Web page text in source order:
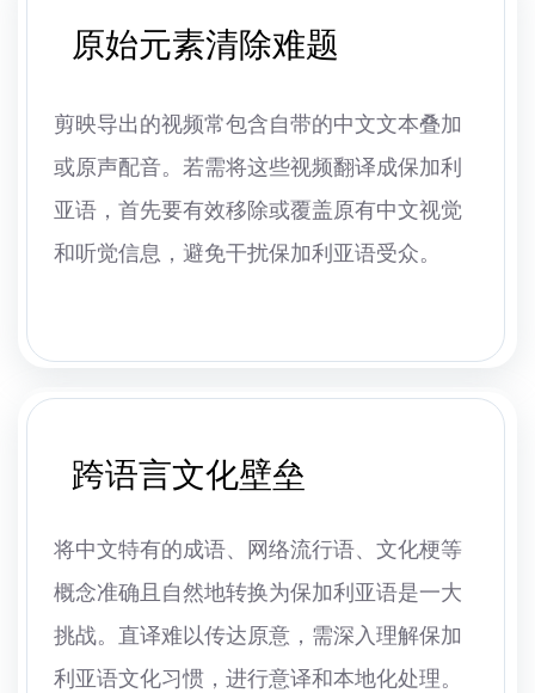
原始元素清除难题
剪映导出的视频常包含自带的中文文本叠加
或原声配音。若需将这些视频翻译成保加利
亚语，首先要有效移除或覆盖原有中文视觉
和听觉信息，避免干扰保加利亚语受众。
跨语言文化壁垒
将中文特有的成语、网络流行语、文化梗等
概念准确且自然地转换为保加利亚语是一大
挑战。直译难以传达原意，需深入理解保加
利亚语文化习惯，进行意译和本地化处理。